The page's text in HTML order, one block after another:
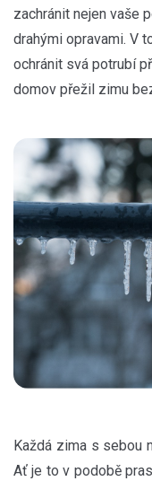
zachránit nejen vaše
drahými opravami. V
ochránit svá potrubí
domov přežil zimu
Každá zima s sebou
Ať je to v podobě